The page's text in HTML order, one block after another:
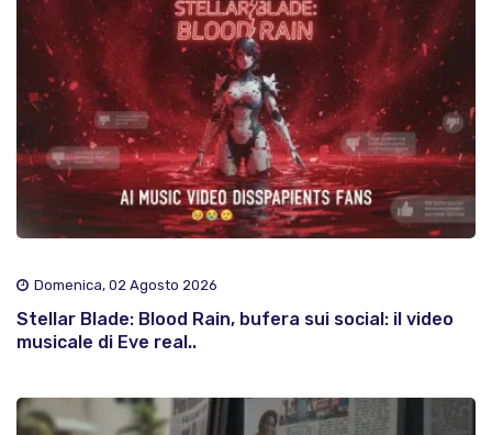
Domenica, 02 Agosto 2026
Stellar Blade: Blood Rain, bufera sui social: il video
musicale di Eve real..